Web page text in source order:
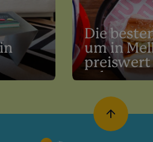
Die
um in
preiswert
gehen